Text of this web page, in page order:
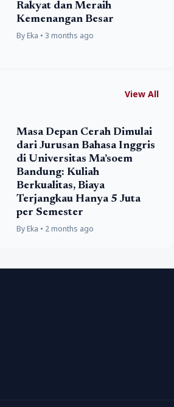
Rakyat dan Meraih
Kemenangan Besar
By Eka • 3 months ago
View All
Masa Depan Cerah Dimulai
dari Jurusan Bahasa Inggris
di Universitas Ma’soem
Bandung: Kuliah
Berkualitas, Biaya
Terjangkau Hanya 5 Juta
per Semester
By Eka • 2 months ago